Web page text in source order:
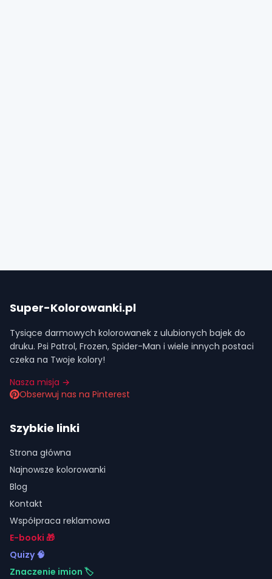
Super-Kolorowanki.pl
Tysiące darmowych kolorowanek z ulubionych bajek do
druku. Psi Patrol, Frozen, Spider-Man i wiele innych postaci
czeka na Twoje kolory!
Nasza misja →
Obserwuj nas na Pinterest
Szybkie linki
Strona główna
Najnowsze kolorowanki
Blog
Kontakt
Współpraca reklamowa
E-booki 🎁
Quizy 🧠
Znaczenie imion 🏷️